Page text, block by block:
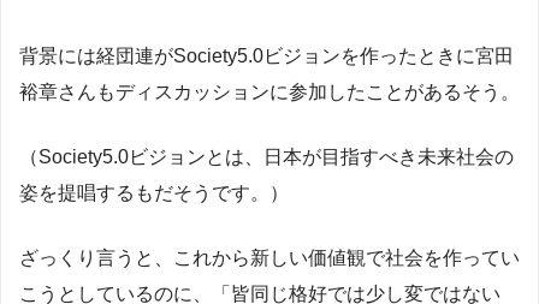
背景には経団連がSociety5.0ビジョンを作ったときに宮田
裕章さんもディスカッションに参加したことがあるそう。
（Society5.0ビジョンとは、日本が目指すべき未来社会の
姿を提唱するもだそうです。）
ざっくり言うと、これから新しい価値観で社会を作ってい
こうとしているのに、「皆同じ格好では少し変ではない